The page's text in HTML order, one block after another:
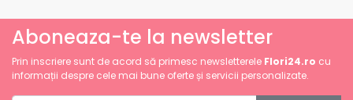
Aboneaza-te la newsletter
Prin inscriere sunt de acord să primesc newsletterele Flori24.ro cu
informații despre cele mai bune oferte și servicii personalizate.